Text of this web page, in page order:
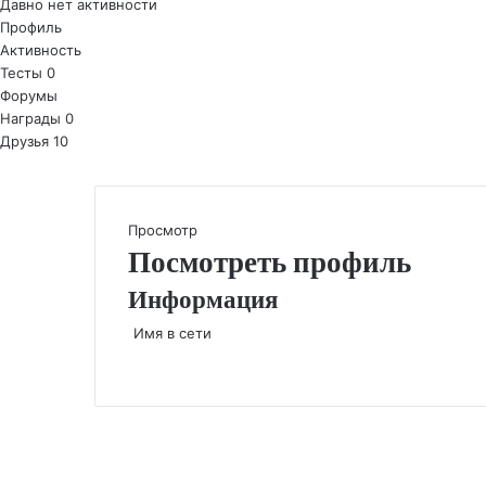
Давно нет активности
Профиль
Активность
Тесты 0
Форумы
Награды 0
Друзья 10
Просмотр
Посмотреть профиль
Информация
Имя в сети